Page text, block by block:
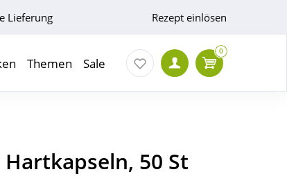
Lieferung Rezept einlösen
Themen Sale
0
50 St